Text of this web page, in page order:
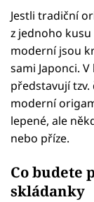
Jestli tradiční
z jednoho
moderní jsou
sami Japonci.
představují
moderní
lepené, ale
nebo příze.
Co budete
skládanky